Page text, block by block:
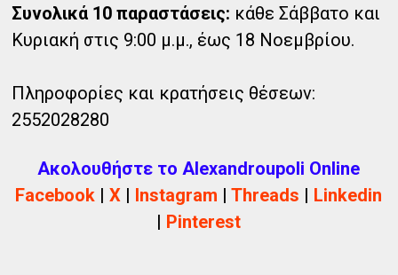
Συνολικά 10 παραστάσεις: κάθε Σάββατο και
Κυριακή στις 9:00 μ.μ., έως 18 Νοεμβρίου.
Πληροφορίες και κρατήσεις θέσεων:
2552028280
Ακολουθήστε το Alexandroupoli Online
Facebook |X | Instagram |Threads | Linkedin
| Pinterest